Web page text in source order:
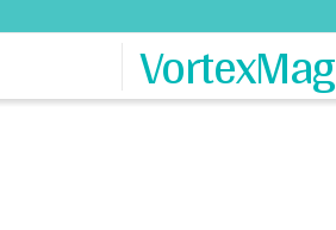
VortexMag